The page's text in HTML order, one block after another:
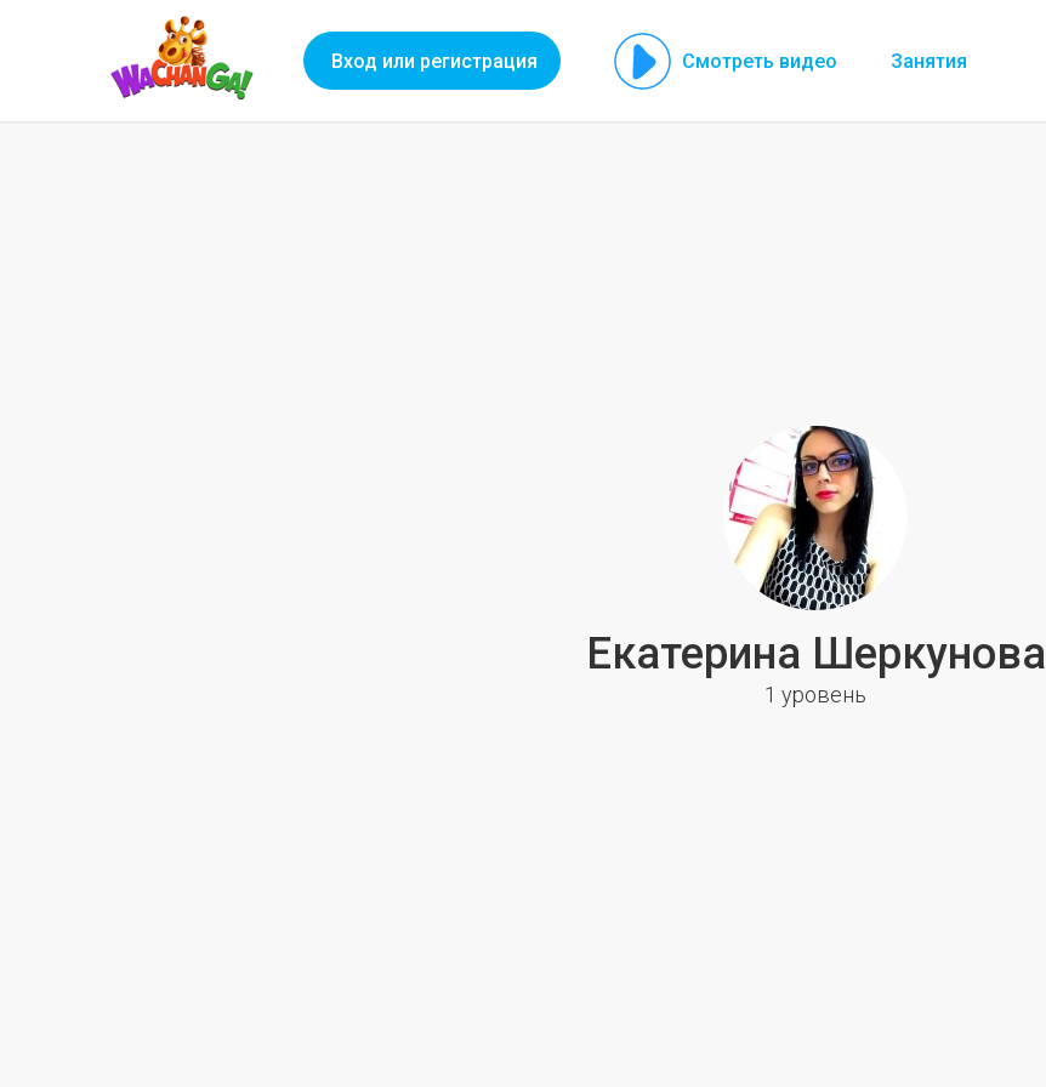
Вход или регистрация Смотреть видео Занятия
Екатерина Шеркунова
1 уровень